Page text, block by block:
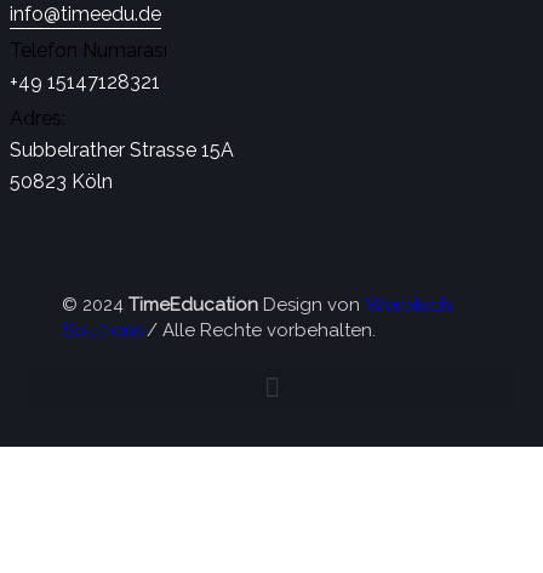
info@timeedu.de
Telefon Numarası
+49 15147128321
Adres:
Subbelrather Strasse 15A
50823 Köln
© 2024TimeEducation Design vonWerbtech
Solutions / Alle Rechte vorbehalten.